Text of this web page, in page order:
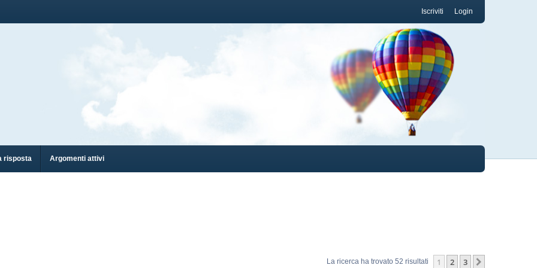
Login
Iscriviti
risposta Argomenti attivi
La ricerca ha trovato 52 risultati 1 2 3